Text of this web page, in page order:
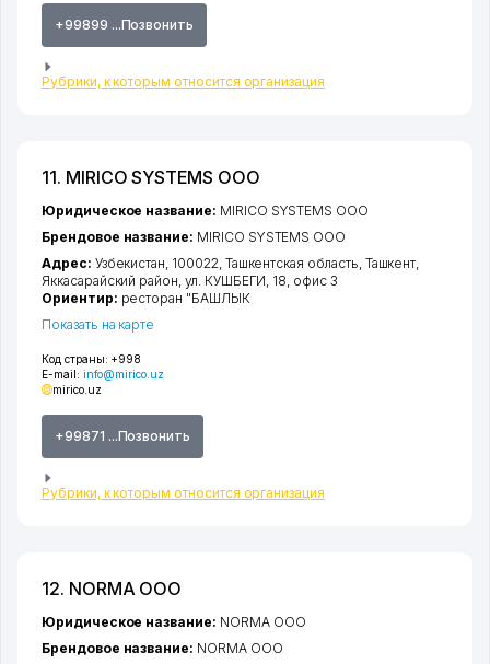
+99899 ...Позвонить
Рубрики, к которым относится организация
11. MIRICO SYSTEMS ООО
Код страны: +998
E-mail: info@mirico.uz
mirico.uz
+99871 ...Позвонить
Рубрики, к которым относится организация
Юридическое название: MIRICO SYSTEMS ООО
Брендовое название: MIRICO SYSTEMS ООО
Адрес: Узбекистан, 100022, Ташкентская область, Ташкент,
Яккасарайский район, ул. КУШБЕГИ, 18, офис 3
Ориентир: ресторан "БАШЛЫК
Показать на карте
12. NORMA ООО
Юридическое название: NORMA ООО
Брендовое название: NORMA ООО